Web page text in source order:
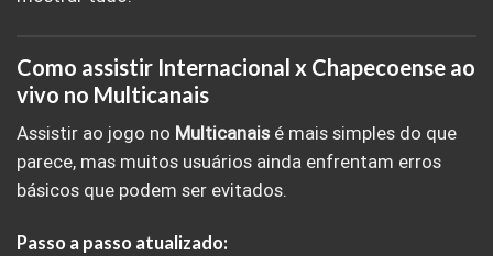
Como assistir Internacional x Chapecoense ao
vivo no Multicanais
Assistir ao jogo no Multicanaisé mais simples do que
parece, mas muitos usuários ainda enfrentam erros
básicos que podem ser evitados.
Passo a passo atualizado: